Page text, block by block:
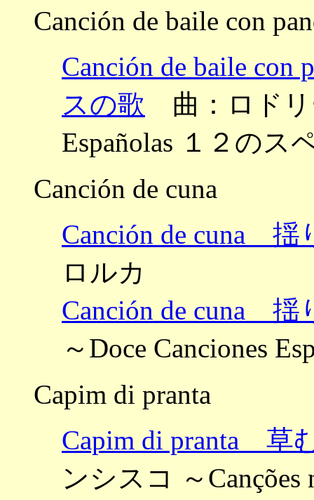
Canción de baile con
Canción de baile
スの歌 曲：ロドリ
Españolas １２のス
Canción de cuna
Canción de cuna 揺
ロルカ
Canción de cuna 揺
～Doce Canciones
Capim di pranta
Capim di pranta 草
ンシスコ ～Canções